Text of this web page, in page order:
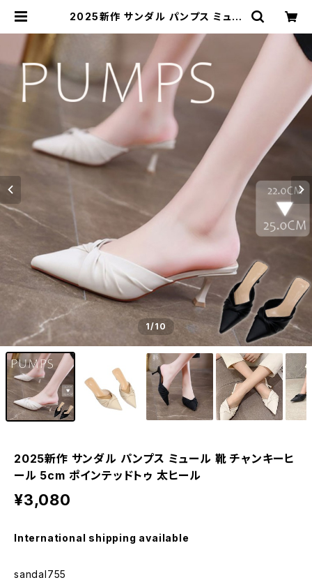
2025新作 サンダル パンプス ミュー
テッドトゥ 太ヒール | Kinshuu
1/10
2025新作 サンダル パンプス ミュール 靴 チャンキーヒ
ール 5cm ポインテッドトゥ 太ヒール
¥3,080
International shipping available
sandal755